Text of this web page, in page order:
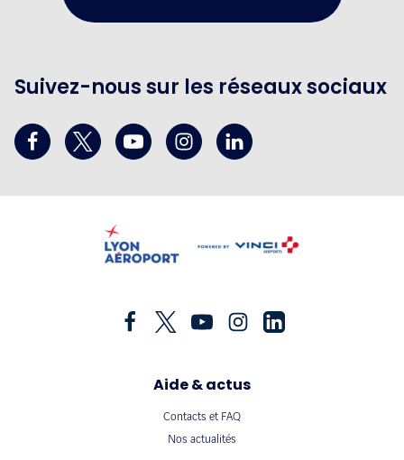
Suivez-nous sur les réseaux sociaux
Aide & actus
Contacts et FAQ
Nos actualités